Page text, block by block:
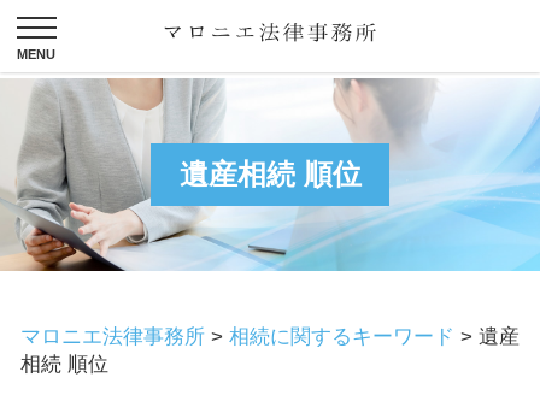
遺産相続 順位
マロニエ法律事務所 > 相続に関するキーワード > 遺産
相続 順位